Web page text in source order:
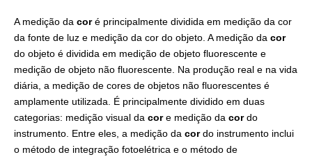
A medição da coré principalmente dividida em medição da cor
da fonte de luz e medição da cor do objeto. A medição da cor
do objeto é dividida em medição de objeto fluorescente e
medição de objeto não fluorescente. Na produção real e na vida
diária, a medição de cores de objetos não fluorescentes é
amplamente utilizada. É principalmente dividido em duas
categorias: medição visual da core medição da cordo
instrumento. Entre eles, a medição da cordo instrumento inclui
o método de integração fotoelétrica e o método de